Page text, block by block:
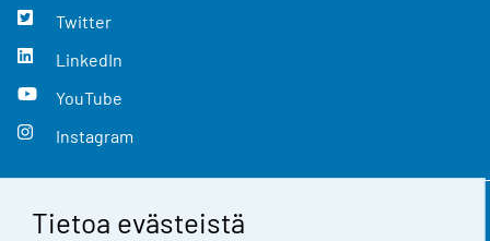
Tietoa evästeistä
Twitter
LinkedIn
YouTube
Instagram
Yhteystiedot